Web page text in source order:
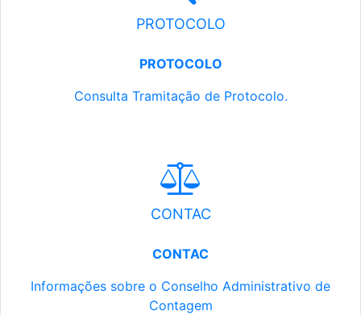
PROTOCOLO
PROTOCOLO
Consulta Tramitação de Protocolo.
CONTAC
CONTAC
Informações sobre o Conselho Administrativo de
Contagem